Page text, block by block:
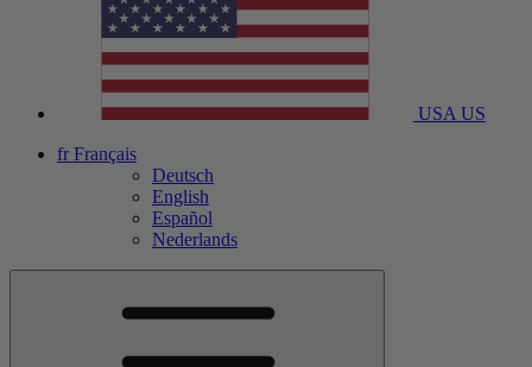
USA US
fr Français
Deutsch
English
Español
Nederlands